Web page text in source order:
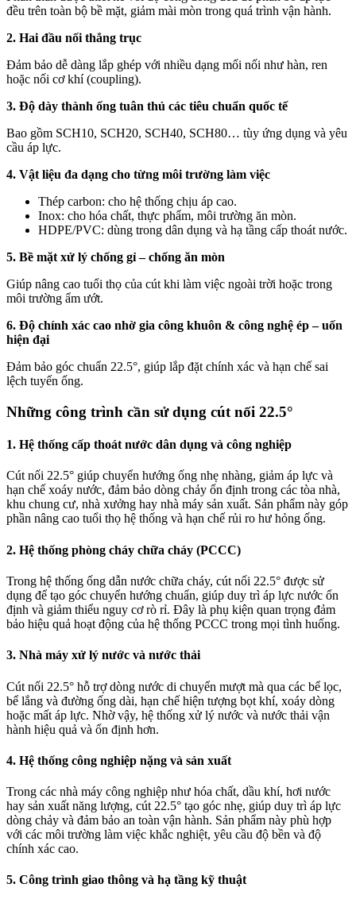
đều trên toàn bộ bề mặt, giảm mài mòn trong quá trình vận hành.
2. Hai đầu nối thẳng trục
Đảm bảo dễ dàng lắp ghép với nhiều dạng mối nối như hàn, ren
hoặc nối cơ khí (coupling).
3. Độ dày thành ống tuân thủ các tiêu chuẩn quốc tế
Bao gồm SCH10, SCH20, SCH40, SCH80… tùy ứng dụng và yêu
cầu áp lực.
4. Vật liệu đa dạng cho từng môi trường làm việc
Thép carbon: cho hệ thống chịu áp cao.
Inox: cho hóa chất, thực phẩm, môi trường ăn mòn.
HDPE/PVC: dùng trong dân dụng và hạ tầng cấp thoát nước.
5. Bề mặt xử lý chống gỉ – chống ăn mòn
Giúp nâng cao tuổi thọ của cút khi làm việc ngoài trời hoặc trong
môi trường ẩm ướt.
6. Độ chính xác cao nhờ gia công khuôn & công nghệ ép – uốn
hiện đại
Đảm bảo góc chuẩn 22.5°, giúp lắp đặt chính xác và hạn chế sai
lệch tuyến ống.
Những công trình cần sử dụng cút nối 22.5°
1. Hệ thống cấp thoát nước dân dụng và công nghiệp
Cút nối 22.5° giúp chuyển hướng ống nhẹ nhàng, giảm áp lực và
hạn chế xoáy nước, đảm bảo dòng chảy ổn định trong các tòa nhà,
khu chung cư, nhà xưởng hay nhà máy sản xuất. Sản phẩm này góp
phần nâng cao tuổi thọ hệ thống và hạn chế rủi ro hư hỏng ống.
2. Hệ thống phòng cháy chữa cháy (PCCC)
Trong hệ thống ống dẫn nước chữa cháy, cút nối 22.5° được sử
dụng để tạo góc chuyển hướng chuẩn, giúp duy trì áp lực nước ổn
định và giảm thiểu nguy cơ rò rỉ. Đây là phụ kiện quan trọng đảm
bảo hiệu quả hoạt động của hệ thống PCCC trong mọi tình huống.
3. Nhà máy xử lý nước và nước thải
Cút nối 22.5° hỗ trợ dòng nước di chuyển mượt mà qua các bể lọc,
bể lắng và đường ống dài, hạn chế hiện tượng bọt khí, xoáy dòng
hoặc mất áp lực. Nhờ vậy, hệ thống xử lý nước và nước thải vận
hành hiệu quả và ổn định hơn.
4. Hệ thống công nghiệp nặng và sản xuất
Trong các nhà máy công nghiệp như hóa chất, dầu khí, hơi nước
hay sản xuất năng lượng, cút 22.5° tạo góc nhẹ, giúp duy trì áp lực
dòng chảy và đảm bảo an toàn vận hành. Sản phẩm này phù hợp
với các môi trường làm việc khắc nghiệt, yêu cầu độ bền và độ
chính xác cao.
5. Công trình giao thông và hạ tầng kỹ thuật